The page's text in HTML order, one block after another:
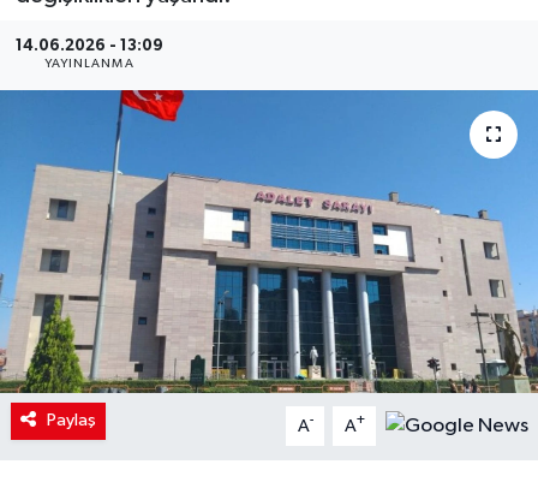
14.06.2026 - 13:09
YAYINLANMA
Paylaş A- A+